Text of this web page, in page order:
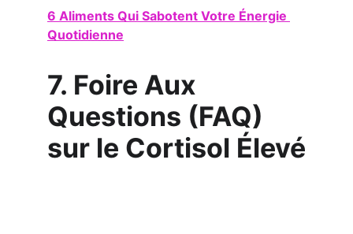
6 Aliments Qui Sabotent Votre Énergie
Quotidienne
7. Foire Aux
Questions (FAQ)
sur le Cortisol Élevé